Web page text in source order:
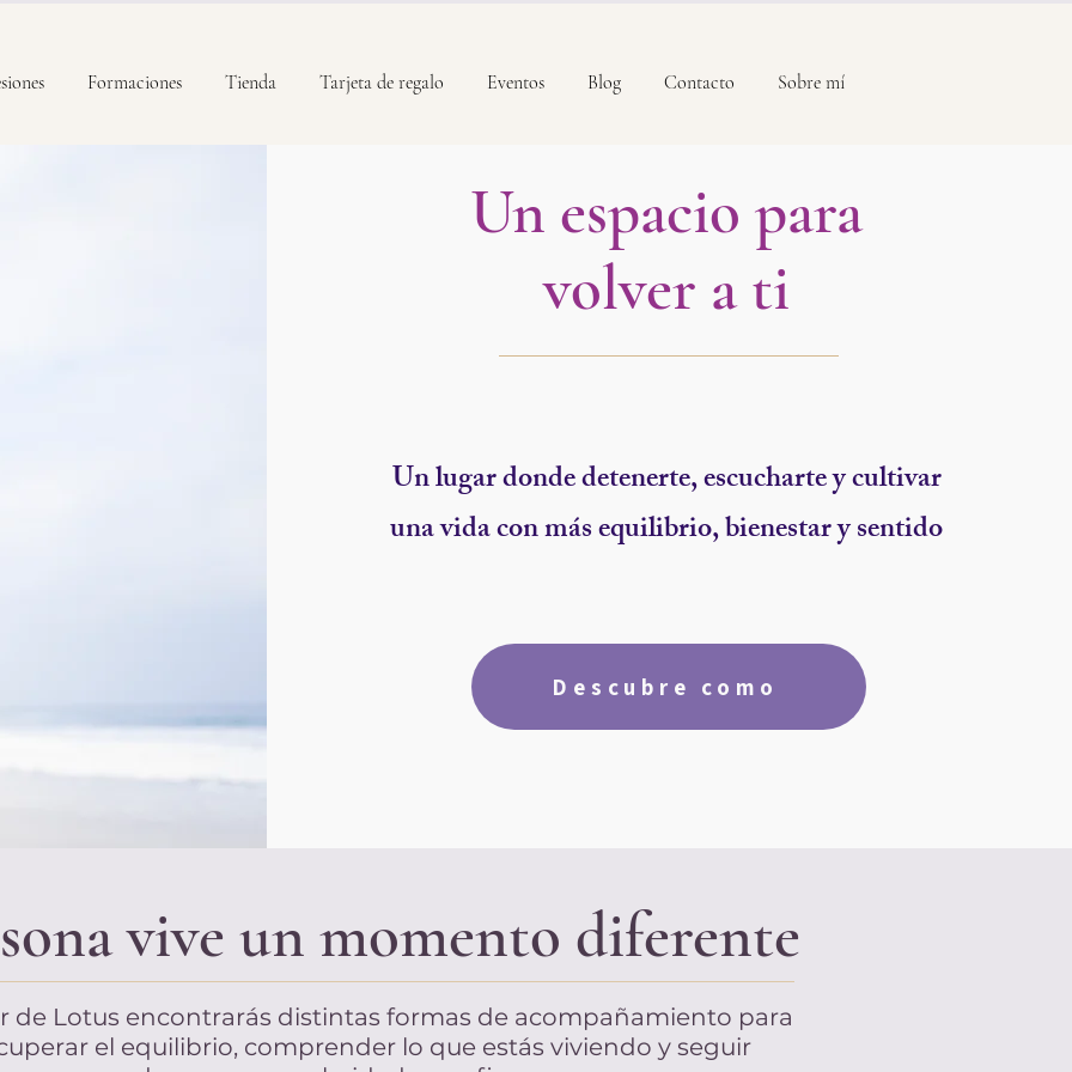
Formaciones Tienda Tarjeta de regalo Eventos Blog Contacto Sobre mí
Un espacio para
volver a ti
Un lugar donde detenerte, escucharte y cultivar
una vida con más equilibrio, bienestar y sentido
Descubre como
vive un momento diferente
de Lotus encontrarás distintas formas de acompañamiento para
el equilibrio, comprender lo que estás viviendo y seguir